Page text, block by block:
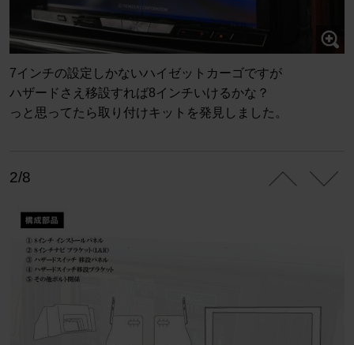
7インチの設定しかないハイゼットカーゴですが
ハザードさえ移設すれば8インチいけるかな？
っと思ってたら取り付けキットを発見しました。
2/8